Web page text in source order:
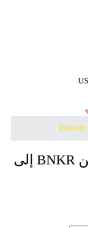
$500,000بانتظارك مع Pudgy Penguins
حاسبة سعر الصرف من BNKR إلى